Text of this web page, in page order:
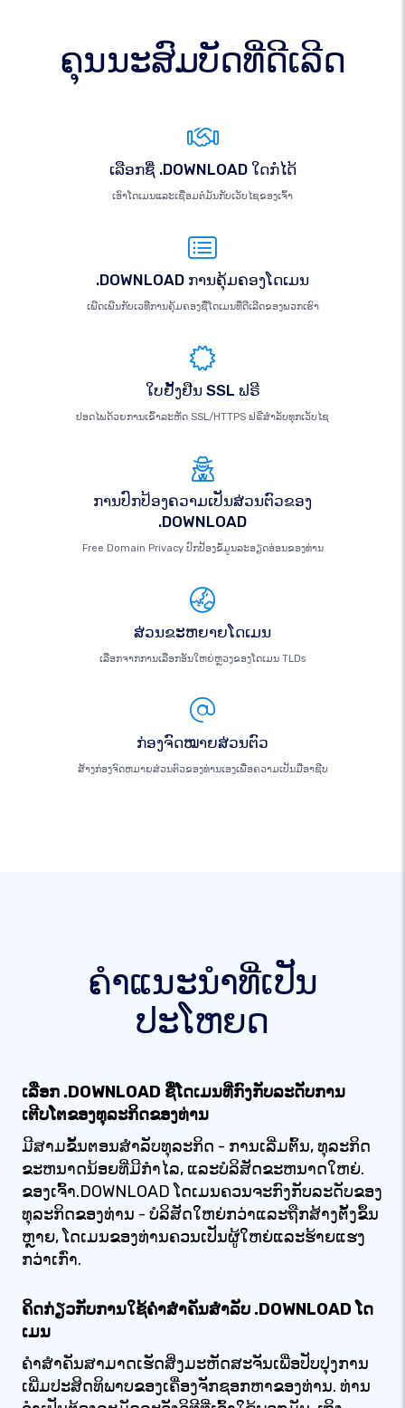
ຄຸນນະສົມບັດທີ່ດີເລີດ
ເລືອກຊື່ .DOWNLOAD ໃດກໍໄດ້
ເອົາໂດເມນແລະເຊື່ອມຕໍ່ມັນກັບເວັບໄຊຂອງເຈົ້າ
.DOWNLOAD ການຄຸ້ມຄອງໂດເມນ
ເພີດເພີນກັບເວທີການຄຸ້ມຄອງຊື່ໂດເມນທີ່ດີເລີດຂອງພວກເຮົາ
ໃບຢັ້ງຢືນ SSL ຟຣີ
ປອດໄພດ້ວຍການເຂົ້າລະຫັດ SSL/HTTPS ຟຣີສຳລັບທຸກເວັບໄຊ
ການປົກປ້ອງຄວາມເປັນສ່ວນຕົວຂອງ
.DOWNLOAD
Free Domain Privacy ປົກປ້ອງຂໍ້ມູນລະອຽດອ່ອນຂອງທ່ານ
ສ່ວນຂະຫຍາຍໂດເມນ
ເລືອກຈາກການເລືອກອັນໃຫຍ່ຫຼວງຂອງໂດເມນ TLDs
ກ່ອງຈົດໝາຍສ່ວນຕົວ
ສ້າງກ່ອງຈົດຫມາຍສ່ວນຕົວຂອງທ່ານເອງເພື່ອຄວາມເປັນມືອາຊີບ
ຄໍາແນະນໍາທີ່ເປັນ
ປະໂຫຍດ
ເລືອກ .DOWNLOAD ຊື່ໂດເມນທີ່ກົງກັບລະດັບການ
ເຕີບໂຕຂອງທຸລະກິດຂອງທ່ານ
ມີສາມຂັ້ນຕອນສໍາລັບທຸລະກິດ - ການເລີ່ມຕົ້ນ, ທຸລະກິດ
ຂະຫນາດນ້ອຍທີ່ມີກໍາໄລ, ແລະບໍລິສັດຂະຫນາດໃຫຍ່.
ຂອງເຈົ້າ.DOWNLOAD ໂດເມນຄວນຈະກົງກັບລະດັບຂອງ
ທຸລະກິດຂອງທ່ານ - ບໍລິສັດໃຫຍ່ກວ່າແລະຖືກສ້າງຕັ້ງຂຶ້ນ
ຫຼາຍ, ໂດເມນຂອງທ່ານຄວນເປັນຜູ້ໃຫຍ່ແລະຮ້າຍແຮງ
ກວ່າເກົ່າ.
ຄິດກ່ຽວກັບການໃຊ້ຄໍາສໍາຄັນສໍາລັບ .DOWNLOAD ໂດ
ເມນ
ຄໍາສໍາຄັນສາມາດເຮັດສິ່ງມະຫັດສະຈັນເພື່ອປັບປຸງການ
ເພີ່ມປະສິດທິພາບຂອງເຄື່ອງຈັກຊອກຫາຂອງທ່ານ. ທ່ານ